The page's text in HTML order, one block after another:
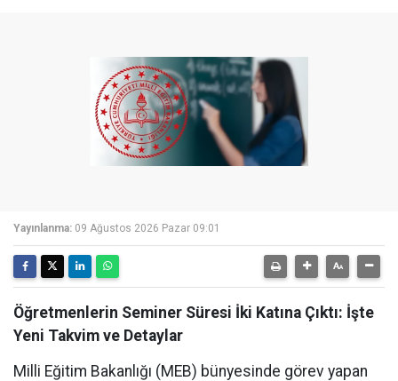
Yayınlanma: 09 Ağustos 2026 Pazar 09:01
Öğretmenlerin Seminer Süresi İki Katına Çıktı: İşte
Yeni Takvim ve Detaylar
Milli Eğitim Bakanlığı (MEB) bünyesinde görev yapan